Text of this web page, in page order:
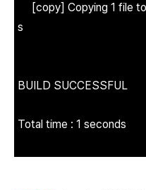
[copy] Copying 1 file to
s
BUILD SUCCESSFUL
Total time : 1 seconds